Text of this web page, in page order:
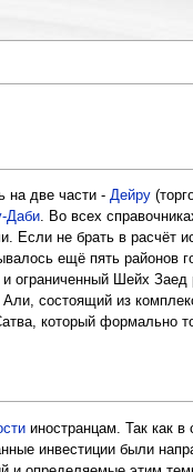
на две части - Дейру
Даби. Во всех
Если не брать в расчёт
ещё пять
ограниченный Шейх Заед
состоящий из
который формально
иностранцам. Так как в
инвестиции были